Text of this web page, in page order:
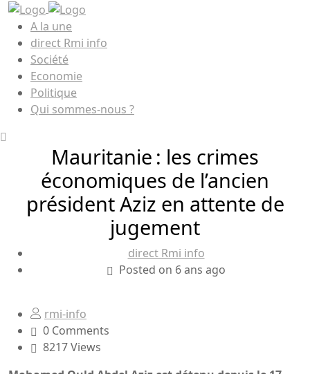
A la une
direct Rmi info
Société
Economie
Politique
Qui sommes-nous ?
Mauritanie : les crimes
économiques de l’ancien
président Aziz en attente de
jugement
direct Rmi info
Posted on 6 ans ago
rmi-info
0 Comments
8217 Views